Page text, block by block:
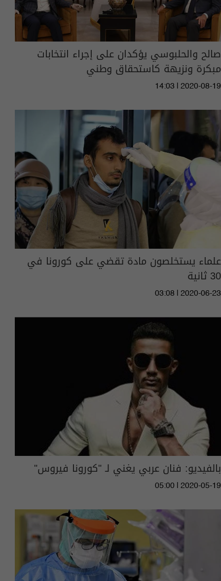
صالح والحلبوسي يؤكدان على إجراء انتخابات
مبكرة ونزيهة كاستحقاق وطني
14:03 | 2020-08-19
علماء يستخلصون مادة تقضي على كورونا في
30 ثانية
03:08 | 2020-06-23
بالفيديو: فنان عربي يغني لـ "كورونا فيروس"
05:00 | 2020-05-19